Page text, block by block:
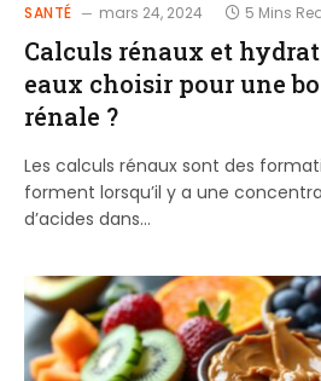
SANTÉ mars 24, 2024 5 Mins
Calculs rénaux et
eaux choisir pour une
rénale ?
Les calculs rénaux sont des
forment lorsqu’il y a une
d’acides dans…